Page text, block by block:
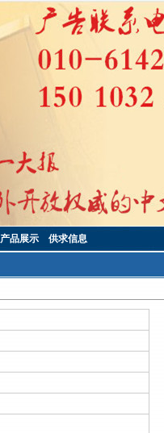
产品展示 供求信息